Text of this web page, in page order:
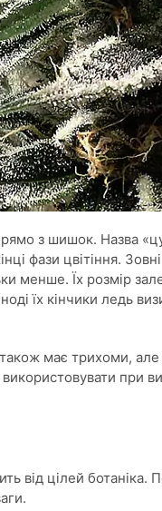
з шишок. Назва
фази цвітіння.
менше. Їх розмір
їх кінчики ледь
має трихоми,
при
від цілей